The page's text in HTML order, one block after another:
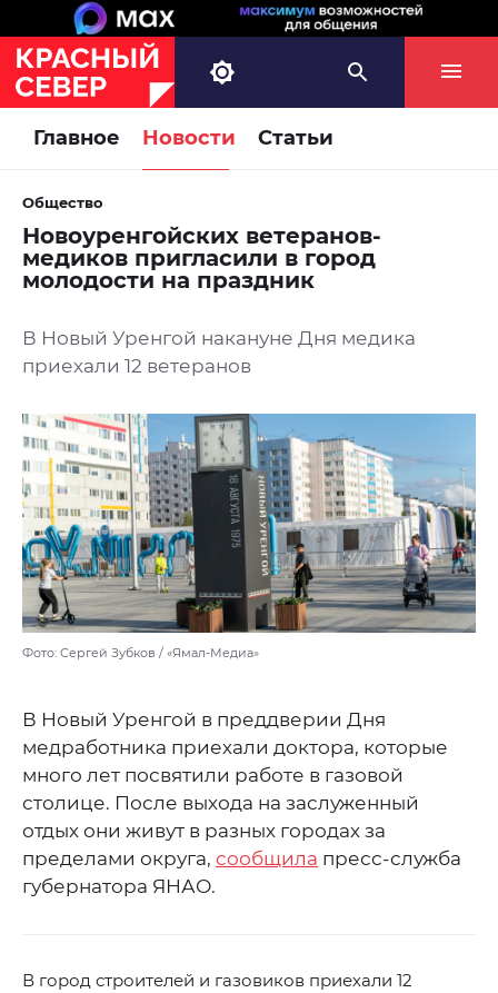
Главное Новости Статьи
Общество
Новоуренгойских ветеранов-
медиков пригласили в город
молодости на праздник
В Новый Уренгой накануне Дня медика
приехали 12 ветеранов
Фото: Сергей Зубков / «Ямал-Медиа»
В Новый Уренгой в преддверии Дня
медработника приехали доктора, которые
много лет посвятили работе в газовой
столице. После выхода на заслуженный
отдых они живут в разных городах за
пределами округа, сообщила пресс-служба
губернатора ЯНАО.
В город строителей и газовиков приехали 12